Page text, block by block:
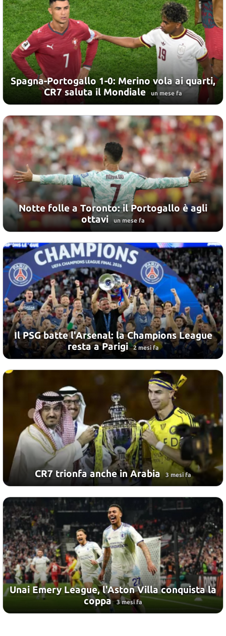
Spagna-Portogallo 1-0: Merino vola ai quarti,
CR7 saluta il Mondiale
un mese fa
Notte folle a Toronto: il Portogallo è agli
ottavi
un mese fa
Il PSG batte l'Arsenal: la Champions League
resta a Parigi 2 mesi fa
CR7 trionfa anche in Arabia 3 mesi fa
Unai Emery League, l'Aston Villa conquista la
coppa 3 mesi fa